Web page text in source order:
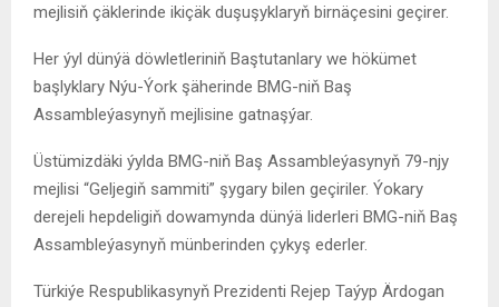
mejlisiň çäklerinde ikiçäk duşuşyklaryň birnäçesini geçirer.
Her ýyl dünýä döwletleriniň Baştutanlary we hökümet
başlyklary Nýu-Ýork şäherinde BMG-niň Baş
Assambleýasynyň mejlisine gatnaşýar.
Üstümizdäki ýylda BMG-niň Baş Assambleýasynyň 79-njy
mejlisi “Geljegiň sammiti” şygary bilen geçiriler. Ýokary
derejeli hepdeligiň dowamynda dünýä liderleri BMG-niň Baş
Assambleýasynyň münberinden çykyş ederler.
Türkiýe Respublikasynyň Prezidenti Rejep Taýyp Ärdogan